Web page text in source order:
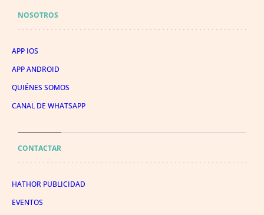
NOSOTROS
APP IOS
APP ANDROID
QUIÉNES SOMOS
CANAL DE WHATSAPP
CONTACTAR
HATHOR PUBLICIDAD
EVENTOS